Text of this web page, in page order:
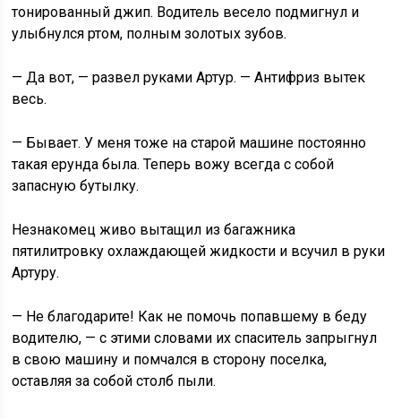
тонированный джип. Водитель весело подмигнул и
улыбнулся ртом, полным золотых зубов.
— Да вот, — развел руками Артур. — Антифриз вытек
весь.
— Бывает. У меня тоже на старой машине постоянно
такая ерунда была. Теперь вожу всегда с собой
запасную бутылку.
Незнакомец живо вытащил из багажника
пятилитровку охлаждающей жидкости и всучил в руки
Артуру.
— Не благодарите! Как не помочь попавшему в беду
водителю, — с этими словами их спаситель запрыгнул
в свою машину и помчался в сторону поселка,
оставляя за собой столб пыли.